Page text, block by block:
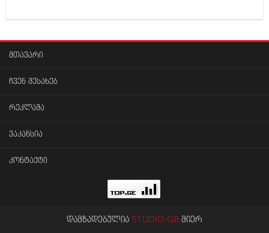
ნოემბერი 2011 (471)
ივნისი 2011 (438)
თებერვალი 2011 (329)
ნოემბერი 2010 (422)
ოქტომბერი 2010 (341)
აგვისტო 2010 (461)
მთავარი
ჩვენ შესახებ
რეკლამა
ვაკანსია
კონტაქტი
დამზადებულია STUDIO-GB მიერ